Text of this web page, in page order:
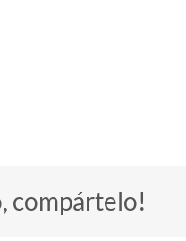
compártelo!